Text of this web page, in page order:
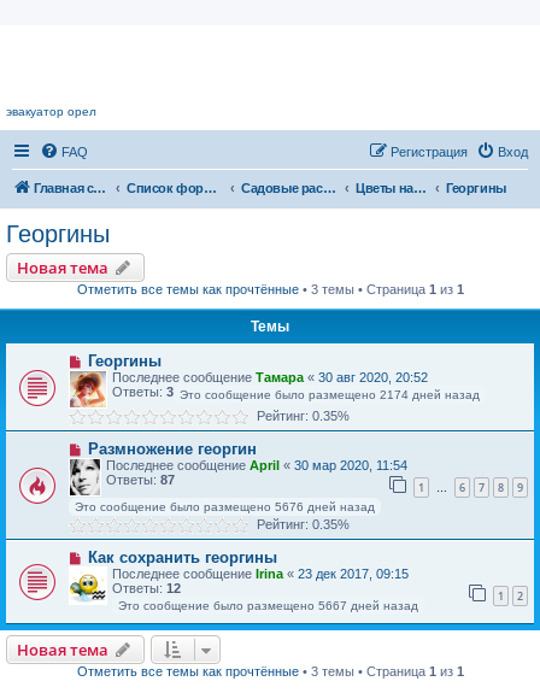
эвакуатор орел
FAQ Вход
Регистрация
Главная страница Список форумов Садовые растения Цветы нашего сада Георгины
Георгины
Новая тема
Отметить все темы как прочтённые• 3 темы • Страница 1 из 1
Темы
Георгины
Последнее сообщение Тамара « 30 авг 2020, 20:52
Ответы: 3 Это сообщение было размещено 2174 дней назад
Рейтинг: 0.35%
Размножение георгин
Последнее сообщение April « 30 мар 2020, 11:54
Ответы: 87 1 … 6 7 8 9
Это сообщение было размещено 5676 дней назад
Рейтинг: 0.35%
Как сохранить георгины
Последнее сообщение Irina « 23 дек 2017, 09:15
Ответы: 12 1 2
Это сообщение было размещено 5667 дней назад
Новая тема
Отметить все темы как прочтённые• 3 темы • Страница 1 из 1